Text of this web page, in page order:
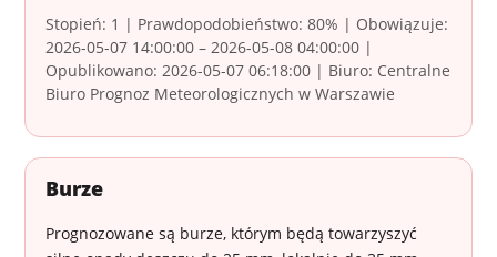
Stopień: 1 | Prawdopodobieństwo: 80% | Obowiązuje:
2026-05-07 14:00:00 – 2026-05-08 04:00:00 |
Opublikowano: 2026-05-07 06:18:00 | Biuro: Centralne
Biuro Prognoz Meteorologicznych w Warszawie
Burze
Prognozowane są burze, którym będą towarzyszyć